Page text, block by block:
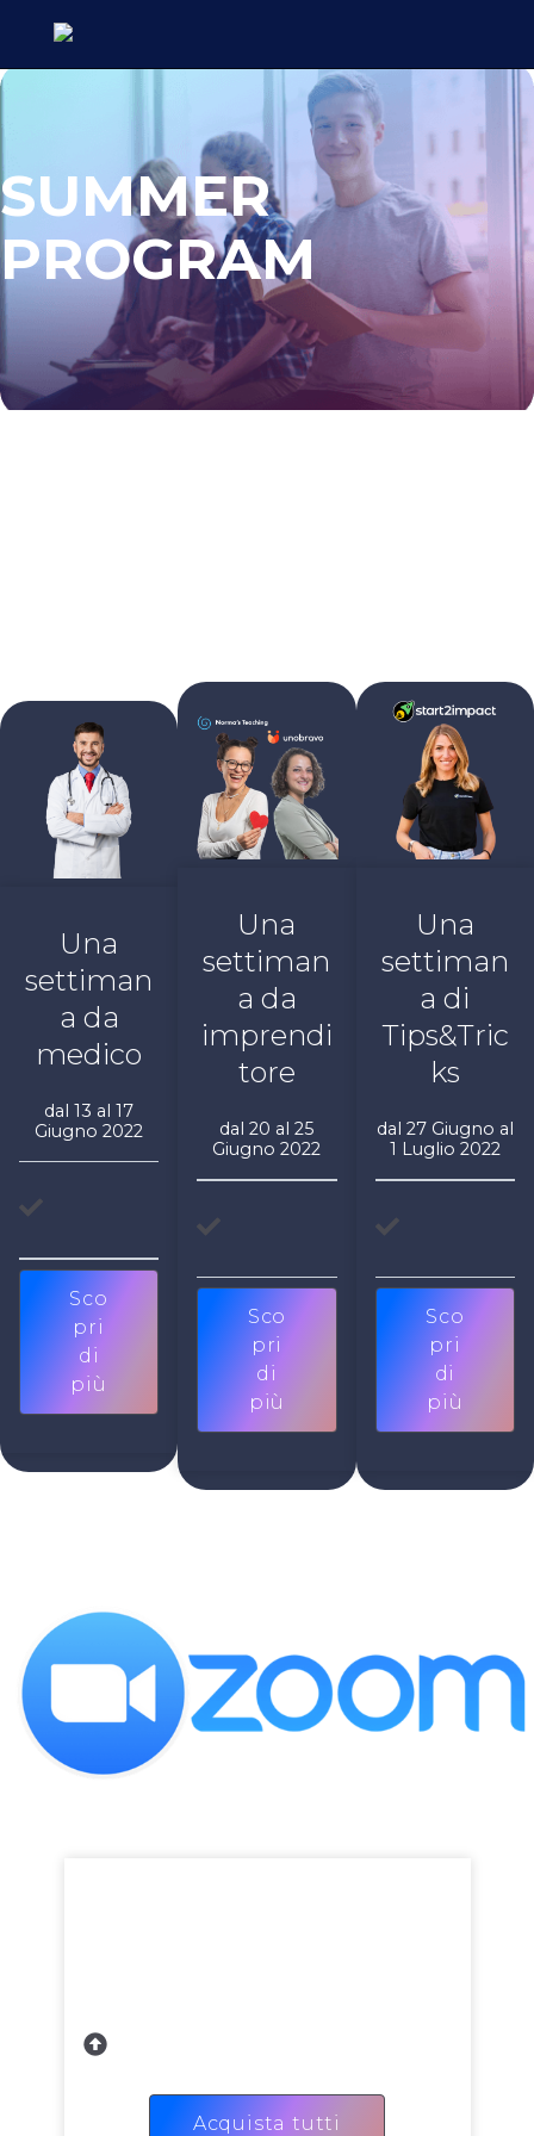
SUMMER
PROGRAM
Una
settiman
a da
medico
dal 13 al 17
Giugno 2022
Sco
pri
di
più
Una
settiman
a da
imprendi
tore
dal 20 al 25
Giugno 2022
Sco
pri
di
più
Una
settiman
a di
Tips&Tric
ks
dal 27 Giugno al
1 Luglio 2022
Sco
pri
di
più
Acquista tutti